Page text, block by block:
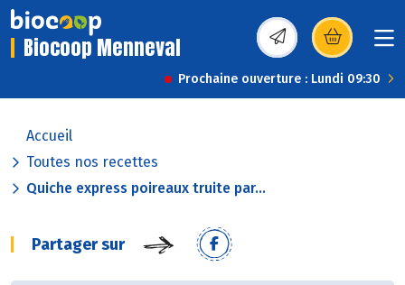
Biocoop Menneval (s’ouvre dans une
Prochaine ouverture : Lundi 09:30
Accueil
Toutes nos recettes
Quiche express poireaux truite par...
Partager sur